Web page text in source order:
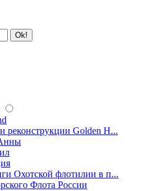
реконструкции Golden H...
Охотской флотилии в п...
Флота России